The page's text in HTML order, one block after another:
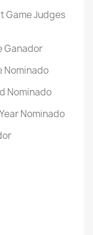
Game Judges
Ganador
Nominado
Nominado
Nominado